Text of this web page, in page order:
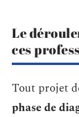
Le
ces
Tout projet
phase de